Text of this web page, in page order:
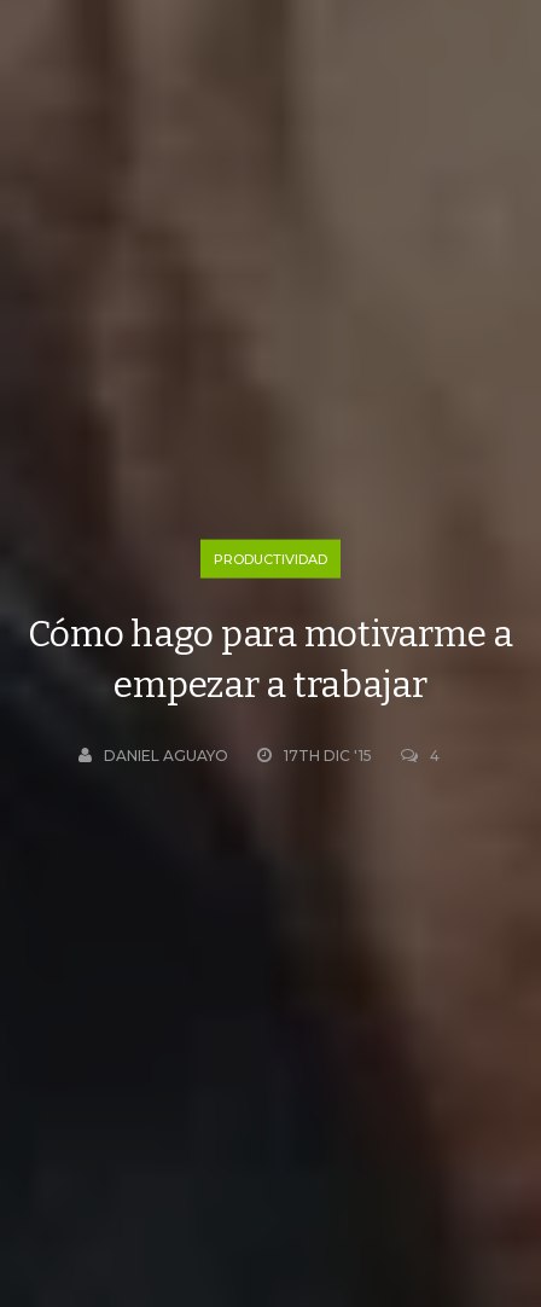
PRODUCTIVIDAD
Cómo hago para motivarme a
empezar a trabajar
DANIEL AGUAYO 17TH DIC '15 4